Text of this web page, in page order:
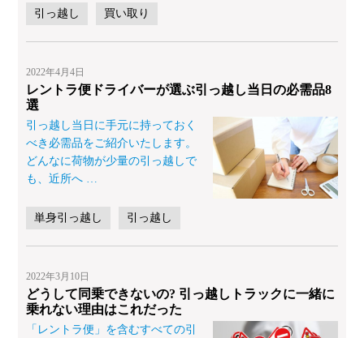
引っ越し 買い取り
2022年4月4日
レントラ便ドライバーが選ぶ引っ越し当日の必需品8
選
引っ越し当日に手元に持っておく
べき必需品をご紹介いたします。
どんなに荷物が少量の引っ越しで
も、近所へ …
単身引っ越し 引っ越し
2022年3月10日
どうして同乗できないの? 引っ越しトラックに一緒に
乗れない理由はこれだった
「レントラ便」を含むすべての引